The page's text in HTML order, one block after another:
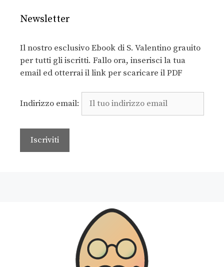
Newsletter
Il nostro esclusivo Ebook di S. Valentino grauito
per tutti gli iscritti. Fallo ora, inserisci la tua
email ed otterrai il link per scaricare il PDF
Indirizzo email: